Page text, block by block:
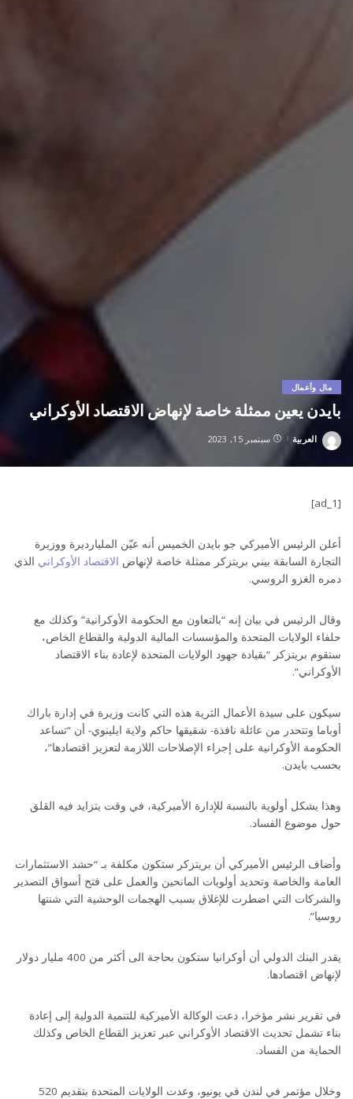
مال وأعمال
بايدن يعين ممثلة خاصة لإنهاض الاقتصاد الأوكراني
Posted
العربية سبتمبر 15, 2023
[ad_1]
أعلن الرئيس الأميركي جو بايدن الخميس أنه عيّن المليارديرة ووزيرة
التجارة السابقة بيني بريتزكر ممثلة خاصة لإنهاض الاقتصاد الأوكراني الذي
دمره الغزو الروسي.
وقال الرئيس في بيان إنه “بالتعاون مع الحكومة الأوكرانية” وكذلك مع
حلفاء الولايات المتحدة والمؤسسات المالية الدولية والقطاع الخاص،
ستقوم بريتزكر “بقيادة جهود الولايات المتحدة لإعادة بناء الاقتصاد
الأوكراني”.
سيكون على سيدة الأعمال الثرية هذه التي كانت وزيرة في إدارة باراك
أوباما وتتحدر من عائلة نافذة- شقيقها حاكم ولاية ايلينوي- أن “تساعد
الحكومة الأوكرانية على إجراء الإصلاحات اللازمة لتعزيز اقتصادها”،
بحسب بايدن.
وهذا يشكل أولوية بالنسبة للإدارة الأميركية، في وقت يتزايد فيه القلق
حول موضوع الفساد.
وأضاف الرئيس الأميركي أن بريتزكر ستكون مكلفة بـ “حشد الاستثمارات
العامة والخاصة وتحديد أولويات المانحين والعمل على فتح أسواق التصدير
والشركات التي اضطرت للإغلاق بسبب الهجمات الوحشية التي شنتها
روسيا”.
يقدر البنك الدولي أن أوكرانيا ستكون بحاجة الى أكثر من 400 مليار دولار
لإنهاض اقتصادها.
في تقرير نشر مؤخرا، دعت الوكالة الأميركية للتنمية الدولية إلى إعادة
بناء تشمل تحديث الاقتصاد الأوكراني عبر تعزيز القطاع الخاص وكذلك
الحماية من الفساد.
وخلال مؤتمر في لندن في يونيو، وعدت الولايات المتحدة بتقديم 520